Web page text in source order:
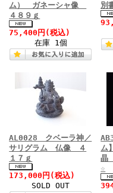
ム） ガネーシャ像
４８９ｇ
75,400円 (税込)
在庫 1個
別
AL0028 クベーラ神／
サリグラム 仏像 ４
１７ｇ
173,000円 (税込)
SOLD OUT
ム
晶
☆